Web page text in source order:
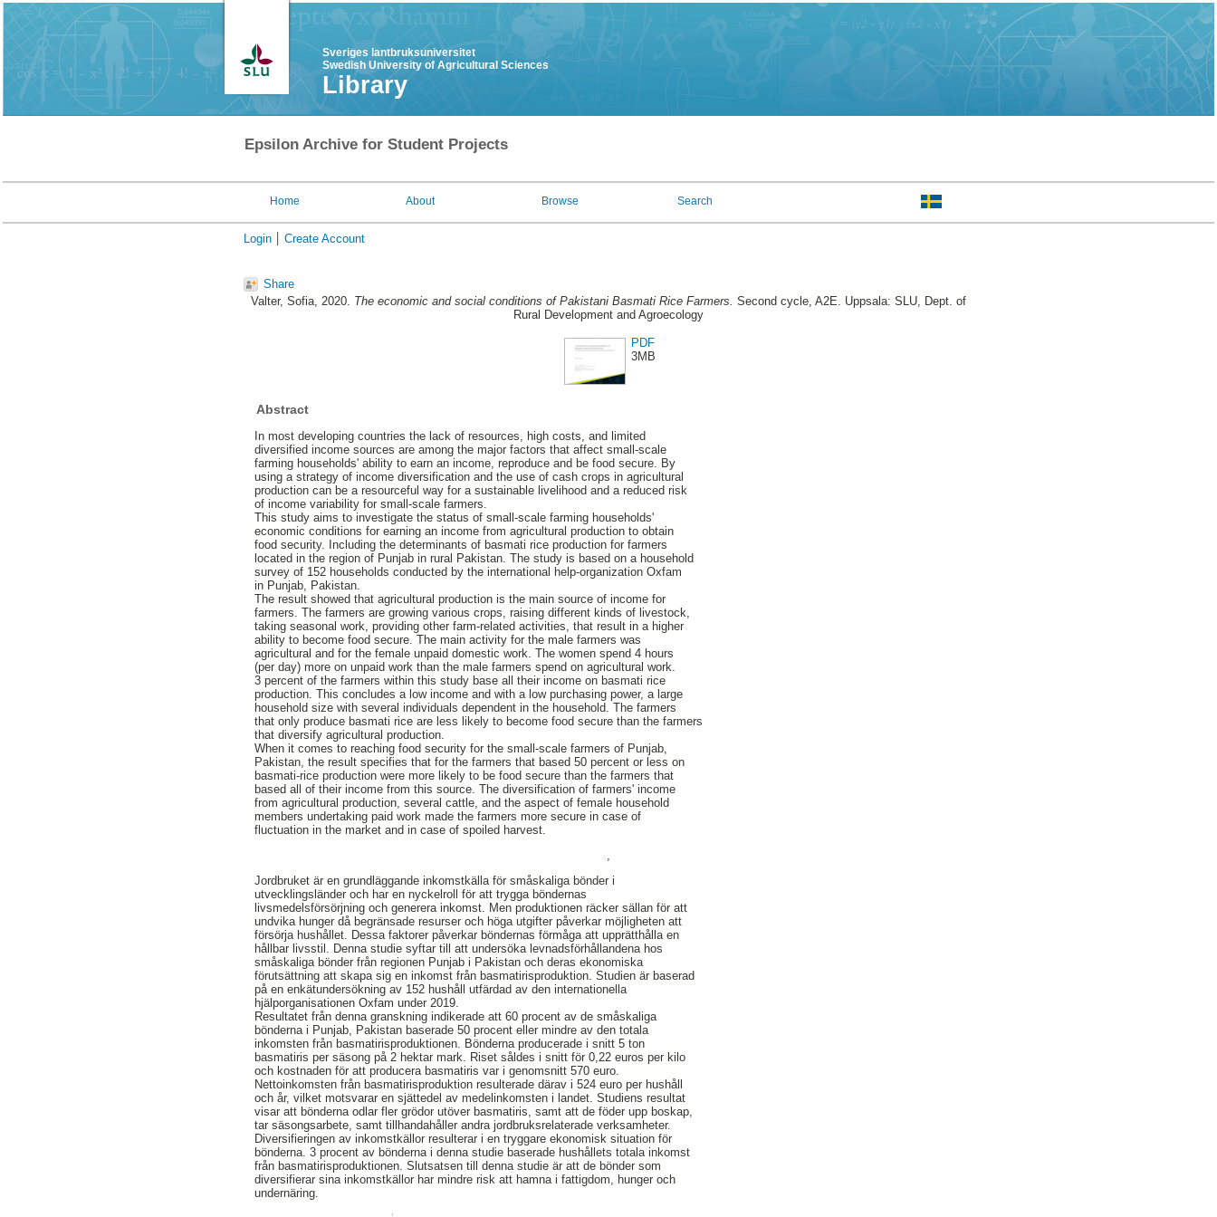
Sveriges lantbruksuniversitet
Swedish University of Agricultural Sciences
Library
Epsilon Archive for Student Projects
Home About Browse Search
Login Create Account
Share
Valter, Sofia, 2020. The economic and social conditions of Pakistani Basmati Rice Farmers. Second cycle, A2E. Uppsala: SLU, Dept. of
Rural Development and Agroecology
PDF
3MB
Abstract
In most developing countries the lack of resources, high costs, and limited
diversified income sources are among the major factors that affect small-scale
farming households' ability to earn an income, reproduce and be food secure. By
using a strategy of income diversification and the use of cash crops in agricultural
production can be a resourceful way for a sustainable livelihood and a reduced risk
of income variability for small-scale farmers.
This study aims to investigate the status of small-scale farming households'
economic conditions for earning an income from agricultural production to obtain
food security. Including the determinants of basmati rice production for farmers
located in the region of Punjab in rural Pakistan. The study is based on a household
survey of 152 households conducted by the international help-organization Oxfam
in Punjab, Pakistan.
The result showed that agricultural production is the main source of income for
farmers. The farmers are growing various crops, raising different kinds of livestock,
taking seasonal work, providing other farm-related activities, that result in a higher
ability to become food secure. The main activity for the male farmers was
agricultural and for the female unpaid domestic work. The women spend 4 hours
(per day) more on unpaid work than the male farmers spend on agricultural work.
3 percent of the farmers within this study base all their income on basmati rice
production. This concludes a low income and with a low purchasing power, a large
household size with several individuals dependent in the household. The farmers
that only produce basmati rice are less likely to become food secure than the farmers
that diversify agricultural production.
When it comes to reaching food security for the small-scale farmers of Punjab,
Pakistan, the result specifies that for the farmers that based 50 percent or less on
basmati-rice production were more likely to be food secure than the farmers that
based all of their income from this source. The diversification of farmers' income
from agricultural production, several cattle, and the aspect of female household
members undertaking paid work made the farmers more secure in case of
fluctuation in the market and in case of spoiled harvest.
Jordbruket är en grundläggande inkomstkälla för småskaliga bönder i
utvecklingsländer och har en nyckelroll för att trygga böndernas
livsmedelsförsörjning och generera inkomst. Men produktionen räcker sällan för att
undvika hunger då begränsade resurser och höga utgifter påverkar möjligheten att
försörja hushållet. Dessa faktorer påverkar böndernas förmåga att upprätthålla en
hållbar livsstil. Denna studie syftar till att undersöka levnadsförhållandena hos
småskaliga bönder från regionen Punjab i Pakistan och deras ekonomiska
förutsättning att skapa sig en inkomst från basmatirisproduktion. Studien är baserad
på en enkätundersökning av 152 hushåll utfärdad av den internationella
hjälporganisationen Oxfam under 2019.
Resultatet från denna granskning indikerade att 60 procent av de småskaliga
bönderna i Punjab, Pakistan baserade 50 procent eller mindre av den totala
inkomsten från basmatirisproduktionen. Bönderna producerade i snitt 5 ton
basmatiris per säsong på 2 hektar mark. Riset såldes i snitt för 0,22 euros per kilo
och kostnaden för att producera basmatiris var i genomsnitt 570 euro.
Nettoinkomsten från basmatirisproduktion resulterade därav i 524 euro per hushåll
och år, vilket motsvarar en sjättedel av medelinkomsten i landet. Studiens resultat
visar att bönderna odlar fler grödor utöver basmatiris, samt att de föder upp boskap,
tar säsongsarbete, samt tillhandahåller andra jordbruksrelaterade verksamheter.
Diversifieringen av inkomstkällor resulterar i en tryggare ekonomisk situation för
bönderna. 3 procent av bönderna i denna studie baserade hushållets totala inkomst
från basmatirisproduktionen. Slutsatsen till denna studie är att de bönder som
diversifierar sina inkomstkällor har mindre risk att hamna i fattigdom, hunger och
undernäring.